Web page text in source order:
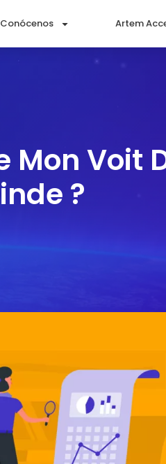
Conócenos Artem
Mon Voit
?